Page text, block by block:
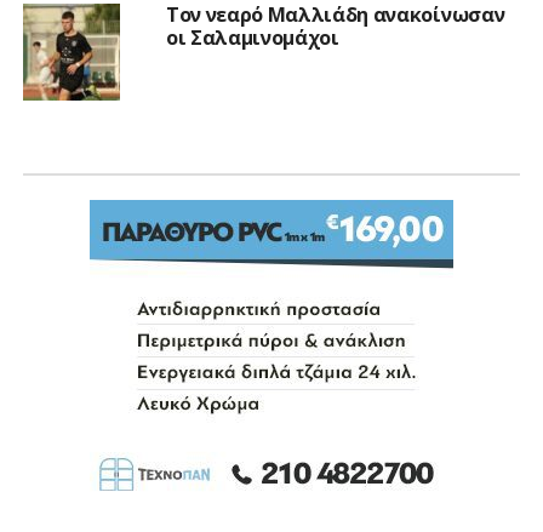
Τον νεαρό Μαλλιάδη ανακοίνωσαν
οι Σαλαμινομάχοι